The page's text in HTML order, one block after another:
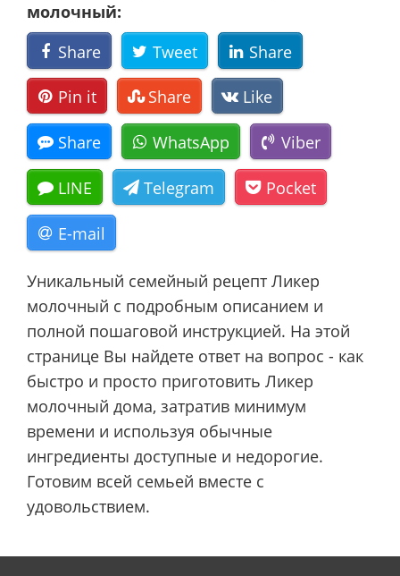
молочный:
Share
Tweet Share
Pin it Share Like
Share WhatsApp Viber
LINE Telegram Pocket
E-mail
Уникальный семейный рецепт Ликер
молочный с подробным описанием и
полной пошаговой инструкцией. На этой
странице Вы найдете ответ на вопрос - как
быстро и просто приготовить Ликер
молочный дома, затратив минимум
времени и используя обычные
ингредиенты доступные и недорогие.
Готовим всей семьей вместе с
удовольствием.